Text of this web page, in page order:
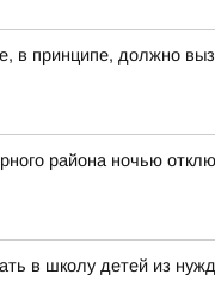
принципе, должно
района ночью
в школу детей из